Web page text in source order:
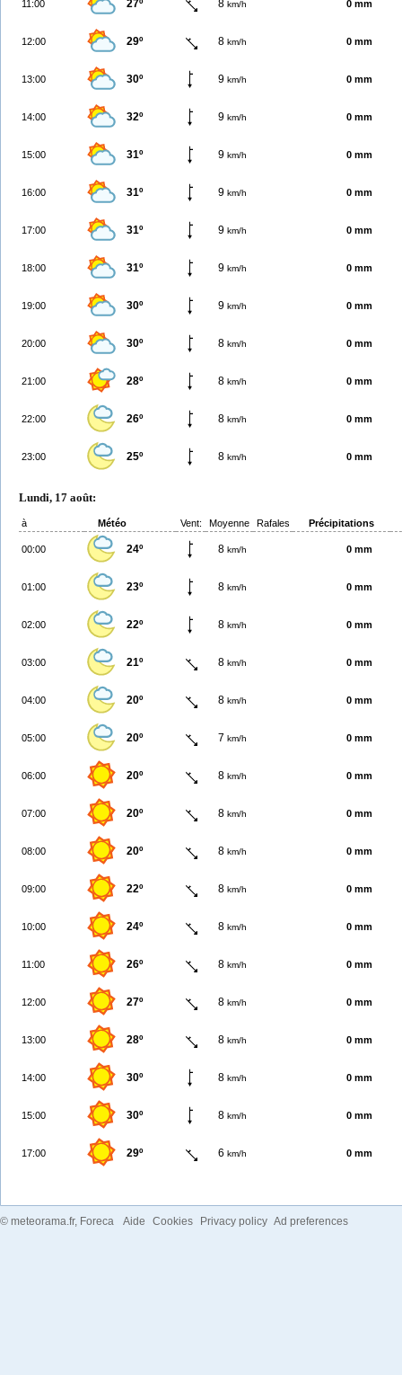
11:00 27º 8 km/h 0 mm
12:00 29º 8 km/h 0 mm
13:00 30º 9 km/h 0 mm
14:00 32º 9 km/h 0 mm
15:00 31º 9 km/h 0 mm
16:00 31º 9 km/h 0 mm
17:00 31º 9 km/h 0 mm
18:00 31º 9 km/h 0 mm
19:00 30º 9 km/h 0 mm
20:00 30º 8 km/h 0 mm
21:00 28º 8 km/h 0 mm
22:00 26º 8 km/h 0 mm
23:00 25º 8 km/h 0 mm
Lundi, 17 août:
à Météo Vent: Moyenne Rafales Précipitations
00:00 24º 8 km/h 0 mm
01:00 23º 8 km/h 0 mm
02:00 22º 8 km/h 0 mm
03:00 21º 8 km/h 0 mm
04:00 20º 8 km/h 0 mm
05:00 20º 7 km/h 0 mm
06:00 20º 8 km/h 0 mm
07:00 20º 8 km/h 0 mm
08:00 20º 8 km/h 0 mm
09:00 22º 8 km/h 0 mm
10:00 24º 8 km/h 0 mm
11:00 26º 8 km/h 0 mm
12:00 27º 8 km/h 0 mm
13:00 28º 8 km/h 0 mm
14:00 30º 8 km/h 0 mm
15:00 30º 8 km/h 0 mm
17:00 29º 6 km/h 0 mm
© meteorama.fr, Foreca Aide Cookies Privacy policy Ad preferences